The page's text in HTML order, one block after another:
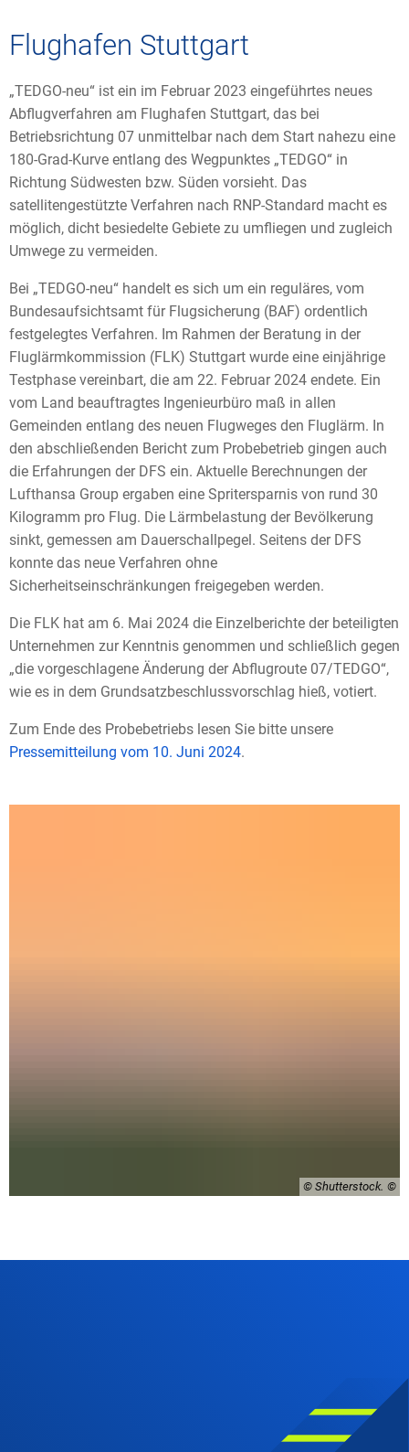
Flughafen Stuttgart
„TEDGO-neu“ ist ein im Februar 2023 eingeführtes neues
Abflugverfahren am Flughafen Stuttgart, das bei
Betriebsrichtung 07 unmittelbar nach dem Start nahezu eine
180-Grad-Kurve entlang des Wegpunktes „TEDGO“ in
Richtung Südwesten bzw. Süden vorsieht. Das
satellitengestützte Verfahren nach RNP-Standard macht es
möglich, dicht besiedelte Gebiete zu umfliegen und zugleich
Umwege zu vermeiden.
Bei „TEDGO-neu“ handelt es sich um ein reguläres, vom
Bundesaufsichtsamt für Flugsicherung (BAF) ordentlich
festgelegtes Verfahren. Im Rahmen der Beratung in der
Fluglärmkommission (FLK) Stuttgart wurde eine einjährige
Testphase vereinbart, die am 22. Februar 2024 endete. Ein
vom Land beauftragtes Ingenieurbüro maß in allen
Gemeinden entlang des neuen Flugweges den Fluglärm. In
den abschließenden Bericht zum Probebetrieb gingen auch
die Erfahrungen der DFS ein. Aktuelle Berechnungen der
Lufthansa Group ergaben eine Spritersparnis von rund 30
Kilogramm pro Flug. Die Lärmbelastung der Bevölkerung
sinkt, gemessen am Dauerschallpegel. Seitens der DFS
konnte das neue Verfahren ohne
Sicherheitseinschränkungen freigegeben werden.
Die FLK hat am 6. Mai 2024 die Einzelberichte der beteiligten
Unternehmen zur Kenntnis genommen und schließlich gegen
„die vorgeschlagene Änderung der Abflugroute 07/TEDGO“,
wie es in dem Grundsatzbeschlussvorschlag hieß, votiert.
Zum Ende des Probebetriebs lesen Sie bitte unsere
Pressemitteilung vom 10. Juni 2024.
© Shutterstock.